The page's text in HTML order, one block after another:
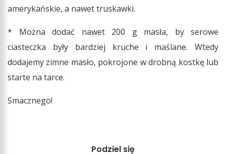
amerykańskie, a nawet truskawki.
* Można dodać nawet 200 g masła, by serowe
ciasteczka były bardziej kruche i maślane. Wtedy
dodajemy zimne masło, pokrojone w drobną kostkę lub
starte na tarce.
Smacznego!
Podziel się